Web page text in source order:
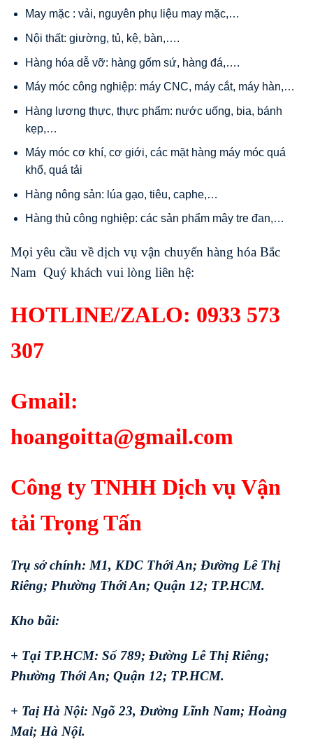
May mặc : vải, nguyên phụ liệu may mặc,…
Nội thất: giường, tủ, kệ, bàn,….
Hàng hóa dễ vỡ: hàng gốm sứ, hàng đá,….
Máy móc công nghiệp: máy CNC, máy cắt, máy hàn,…
Hàng lương thực, thực phẩm: nước uống, bia, bánh
kẹp,…
Máy móc cơ khí, cơ giới, các mặt hàng máy móc quá
khổ, quá tải
Hàng nông sản: lúa gạo, tiêu, caphe,…
Hàng thủ công nghiệp: các sản phẩm mây tre đan,…
Mọi yêu cầu về dịch vụ vận chuyển hàng hóa Bắc
Nam Quý khách vui lòng liên hệ:
HOTLINE/ZALO: 0933 573
307
Gmail:
hoangoitta@gmail.com
Công ty TNHH Dịch vụ Vận
tải Trọng Tấn
Trụ sở chính: M1, KDC Thới An; Đường Lê Thị
Riêng; Phường Thới An; Quận 12; TP.HCM.
Kho bãi:
+ Tại TP.HCM: Số 789; Đường Lê Thị Riêng;
Phường Thới An; Quận 12; TP.HCM.
+ Taị Hà Nội: Ngõ 23, Đường Lĩnh Nam; Hoàng
Mai; Hà Nội.